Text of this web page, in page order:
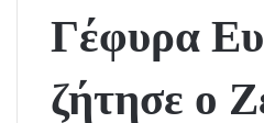
Γέφυρα
ζήτησε ο